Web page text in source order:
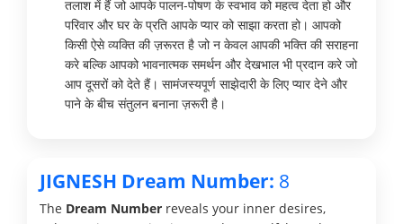
तलाश में हैं जो आपके पालन-पोषण के स्वभाव को महत्व देता हो और
परिवार और घर के प्रति आपके प्यार को साझा करता हो। आपको
किसी ऐसे व्यक्ति की ज़रूरत है जो न केवल आपकी भक्ति की सराहना
करे बल्कि आपको भावनात्मक समर्थन और देखभाल भी प्रदान करे जो
आप दूसरों को देते हैं। सामंजस्यपूर्ण साझेदारी के लिए प्यार देने और
पाने के बीच संतुलन बनाना ज़रूरी है।
JIGNESH Dream Number: 8
The Dream Number reveals your inner desires,